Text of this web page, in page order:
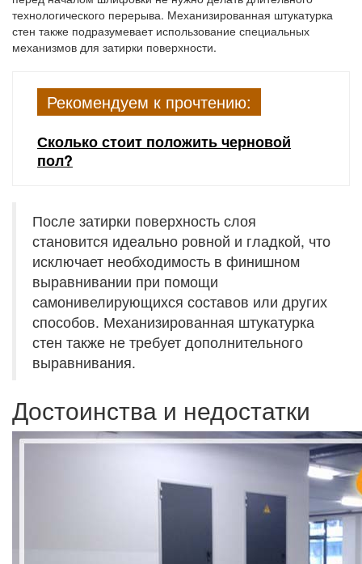
технологического перерыва. Механизированная штукатурка
стен также подразумевает использование специальных
механизмов для затирки поверхности.
Рекомендуем к прочтению:
Сколько стоит положить черновой
пол?
После затирки поверхность слоя
становится идеально ровной и гладкой, что
исключает необходимость в финишном
выравнивании при помощи
самонивелирующихся составов или других
способов. Механизированная штукатурка
стен также не требует дополнительного
выравнивания.
Достоинства и недостатки